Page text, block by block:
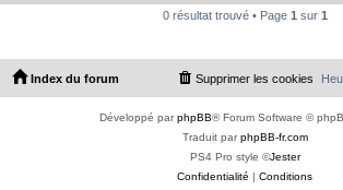
0 résultat trouvé • Page 1 sur 1
Index du forum Supprimer les cookies
Développé parphpBB® Forum Software ©
Traduit parphpBB-fr.com
PS4 Pro style ©Jester
Confidentialité | Conditions